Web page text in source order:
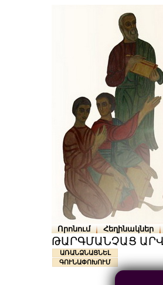
Որոնում Հեղինակներ
ԹԱՐԳՄԱՆՉԱՑ
ԱՌԱՆՁՆԱՑՆԵԼ
ԳՈՒՆԱՓՈԽՈՒՄ